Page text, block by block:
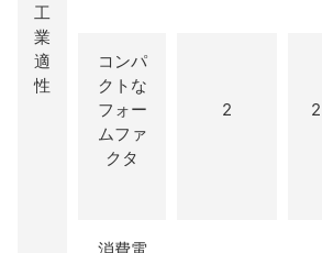
工
業
適
性
コンパ
クトな
フォー
ムファ
クタ
2 2